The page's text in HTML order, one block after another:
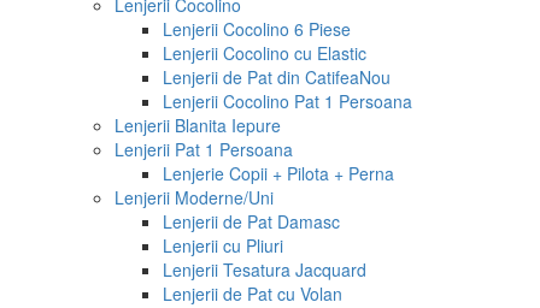
Lenjerii Cocolino
Lenjerii Cocolino 6 Piese
Lenjerii Cocolino cu Elastic
Lenjerii de Pat din CatifeaNou
Lenjerii Cocolino Pat 1 Persoana
Lenjerii Blanita Iepure
Lenjerii Pat 1 Persoana
Lenjerie Copii + Pilota + Perna
Lenjerii Moderne/Uni
Lenjerii de Pat Damasc
Lenjerii cu Pliuri
Lenjerii Tesatura Jacquard
Lenjerii de Pat cu Volan